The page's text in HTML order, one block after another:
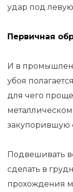
удар под
Первичная
И в
убоя
для чего
закупорившую
Подвешивать
сделать в
прохождения